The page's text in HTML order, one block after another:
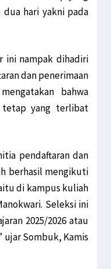
hari yakni pada
ini nampak dihadiri
dan penerimaan
bahwa
tetap yang terlibat
pendaftaran dan
berhasil mengikuti
di kampus kuliah
Seleksi ini
2025/2026 atau
Sombuk, Kamis